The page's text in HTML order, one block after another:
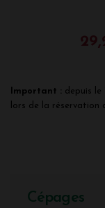
Important : depuis le
lors de la réservation
Cépages